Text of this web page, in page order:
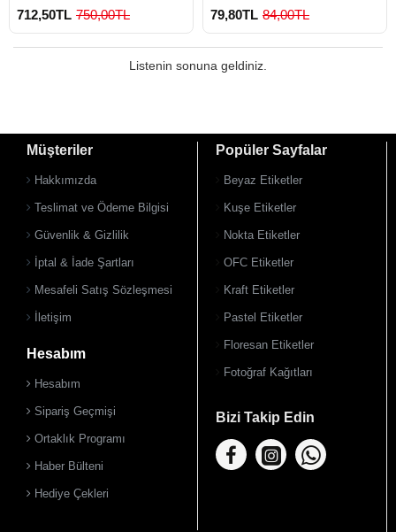
712,50TL 750,00TL 79,80TL 84,00TL
Listenin sonuna geldiniz.
Müşteriler
Hakkımızda
Teslimat ve Ödeme Bilgisi
Güvenlik & Gizlilik
İptal & İade Şartları
Mesafeli Satış Sözleşmesi
İletişim
Hesabım
Hesabım
Sipariş Geçmişi
Ortaklık Programı
Haber Bülteni
Hediye Çekleri
Popüler Sayfalar
Beyaz Etiketler
Kuşe Etiketler
Nokta Etiketler
OFC Etiketler
Kraft Etiketler
Pastel Etiketler
Floresan Etiketler
Fotoğraf Kağıtları
Bizi Takip Edin